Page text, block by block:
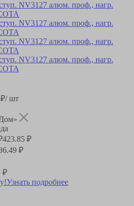
₽/ шт
423.85 ₽
₽
₽
Узнать подробнее